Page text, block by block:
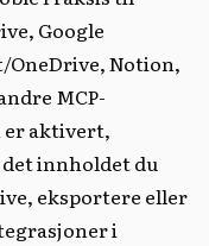
Google
OneDrive, Notion,
MCP-
er aktivert,
innholdet du
eksportere eller
i